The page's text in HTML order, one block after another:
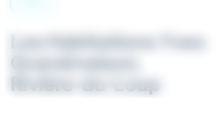
Les Habitations Yves
Grandmaison,
Rivière-du-Loup